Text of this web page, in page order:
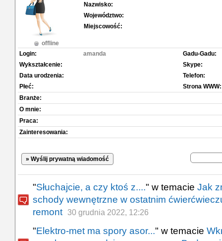
offline
Nazwisko:
Województwo:
Miejscowość:
Login:
amanda
Wykształcenie:
Data urodzenia:
Płeć:
Gadu-Gadu:
Skype:
Telefon:
Strona WWW:
Branże:
O mnie:
Praca:
Zainteresowania:
» Wyślij prywatną wiadomość
"Słuchajcie, a czy ktoś z...." w temacie Jak
schody wewnętrzne w ostatnim
remont 30 grudnia 2022, 12:26
"Elektro-met ma spory asor..." w temacie